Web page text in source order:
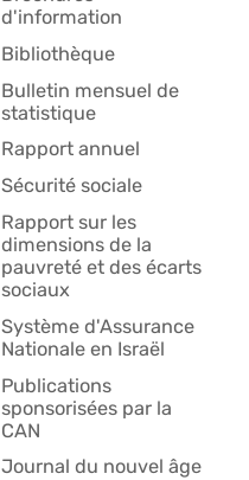
d'information
Bibliothèque
Bulletin mensuel de
statistique
Rapport annuel
Sécurité sociale
Rapport sur les
dimensions de la
pauvreté et des écarts
sociaux
Système d'Assurance
Nationale en Israël
Publications
sponsorisées par la
CAN
Journal du nouvel âge